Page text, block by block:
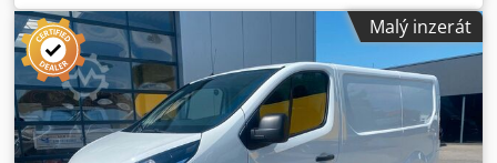
3 040 kg, další kontrola (TÜV):10/2025, barva:bílý, typ
převodu:mechanický
, Rok výroby:
2017, Vybavení:ABS, centrální zamykání, klimatizace,
Použitá chladírenská dodávka Fiat Talento 145 Ecojet,
chladicí jednotka Lamar LMK 2,0 PLUS s ATP FRCX platnou
do 10/2026, provozní teplota -20°C, první registrace 2017,
manuální převodovka s 6 stupni + zpátečka, celková délka 5
Malý inzerát